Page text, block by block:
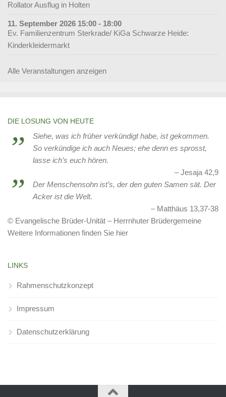
Rollator Ausflug in Holten
11. September 2026 15:00 - 18:00
Ev. Familienzentrum Sterkrade/ KiGa Schwarze Heide:
Kinderkleidermarkt
Alle Veranstaltungen anzeigen
DIE LOSUNG VON HEUTE
Siehe, was ich früher verkündigt habe, ist gekommen.
So verkündige ich auch Neues; ehe denn es sprosst,
lasse ich’s euch hören.
Jesaja 42,9
Der Menschensohn ist’s, der den guten Samen sät. Der
Acker ist die Welt.
Matthäus 13,37-38
© Evangelische Brüder-Unität – Herrnhuter Brüdergemeine
Weitere Informationen finden Sie hier
LINKS
Rahmenschutzkonzept
Impressum
Datenschutzerklärung